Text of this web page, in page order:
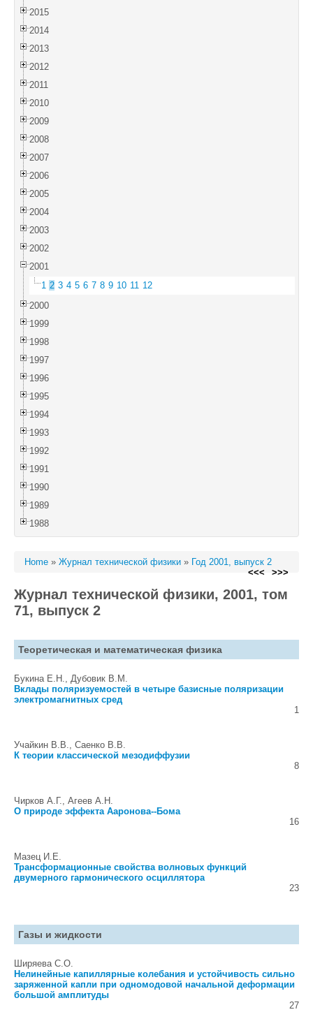
2015
2014
2013
2012
2011
2010
2009
2008
2007
2006
2005
2004
2003
2002
2001
1 2 3 4 5 6 7 8 9 10 11 12
2000
1999
1998
1997
1996
1995
1994
1993
1992
1991
1990
1989
1988
Home » Журнал технической физики » Год 2001, выпуск 2
<<<
>>>
Журнал технической физики, 2001, том
71, выпуск 2
Теоретическая и математическая физика
Букина Е.Н., Дубовик В.М.
Вклады поляризуемостей в четыре базисные поляризации
электромагнитных сред
1
Учайкин В.В., Саенко В.В.
К теории классической мезодиффузии
8
Чирков А.Г., Агеев А.Н.
О природе эффекта Ааронова--Бома
16
Мазец И.Е.
Трансформационные свойства волновых функций
двумерного гармонического осциллятора
23
Газы и жидкости
Ширяева С.О.
Нелинейные капиллярные колебания и устойчивость сильно
заряженной капли при одномодовой начальной деформации
большой амплитуды
27